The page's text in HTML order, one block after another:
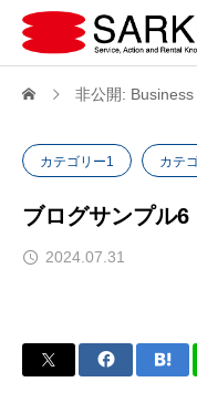
非公開:
カテゴリー1 カテ
ブログサンプル6
2024.07.31